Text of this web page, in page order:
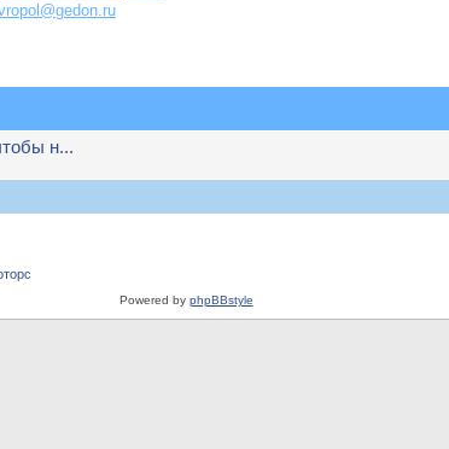
н...
Powered by phpBBstyle